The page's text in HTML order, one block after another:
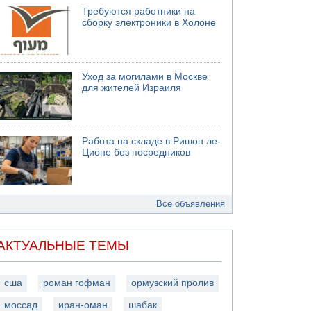
Требуются работники на
сборку электроники в Холоне
Уход за могилами в Москве
для жителей Израиля
Работа на складе в Ришон ле-
Ционе без посредников
Все объявления
ТЕМЫ
сша роман гофман ормузский пролив
моссад иран-оман шабак